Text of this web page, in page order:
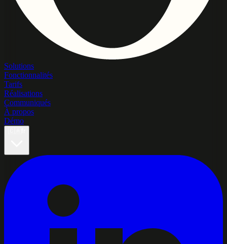
Solutions
Fonctionnalités
Tarifs
Réalisations
Communiqués
À propos
Démo